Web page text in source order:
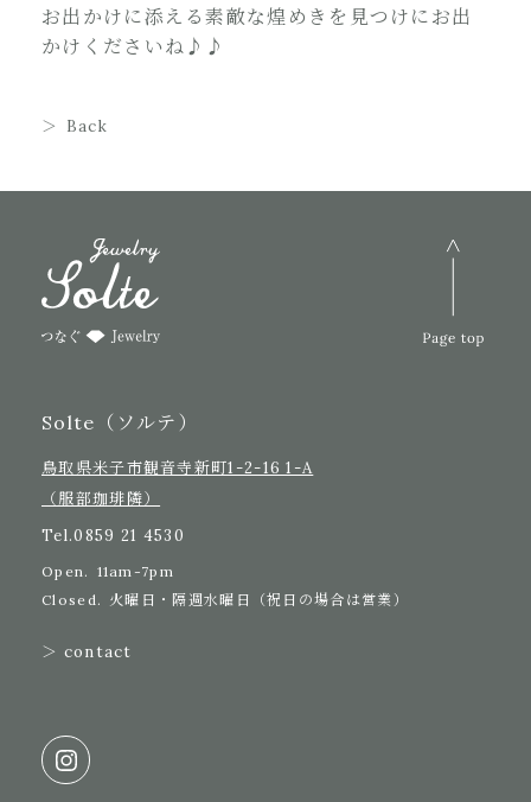
お出かけに添える素敵な煌めきを見つけにお出
かけくださいね♪♪
Back
Solte（ソルテ）
鳥取県米子市観音寺新町1-2-16 1-A
（服部珈琲隣）
Tel.0859 21 4530
Open. 11am-7pm
Closed. 火曜日・隔週水曜日（祝日の場合は営業）
＞ contact